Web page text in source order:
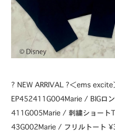
⁡? NEW ARRIVAL ?⁡＜ems
EP452411G004Marie / BIGロ
411G005Marie / 刺繍ショー
43G002Marie / フリルトート